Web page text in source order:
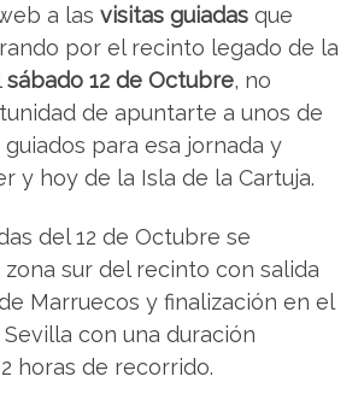
a las visitas guiadas que
por el recinto legado de la
sábado 12 de Octubre, no
de apuntarte a unos de
para esa jornada y
y hoy de la Isla de la Cartuja.
del 12 de Octubre se
sur del recinto con salida
Marruecos y finalización en el
con una duración
horas de recorrido.